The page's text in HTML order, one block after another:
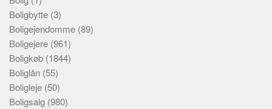
Boligbytte (3)
Boligejendomme (89)
Boligejere (961)
Boligkøb (1844)
Boliglån (55)
Boligleje (50)
Boligsalg (980)